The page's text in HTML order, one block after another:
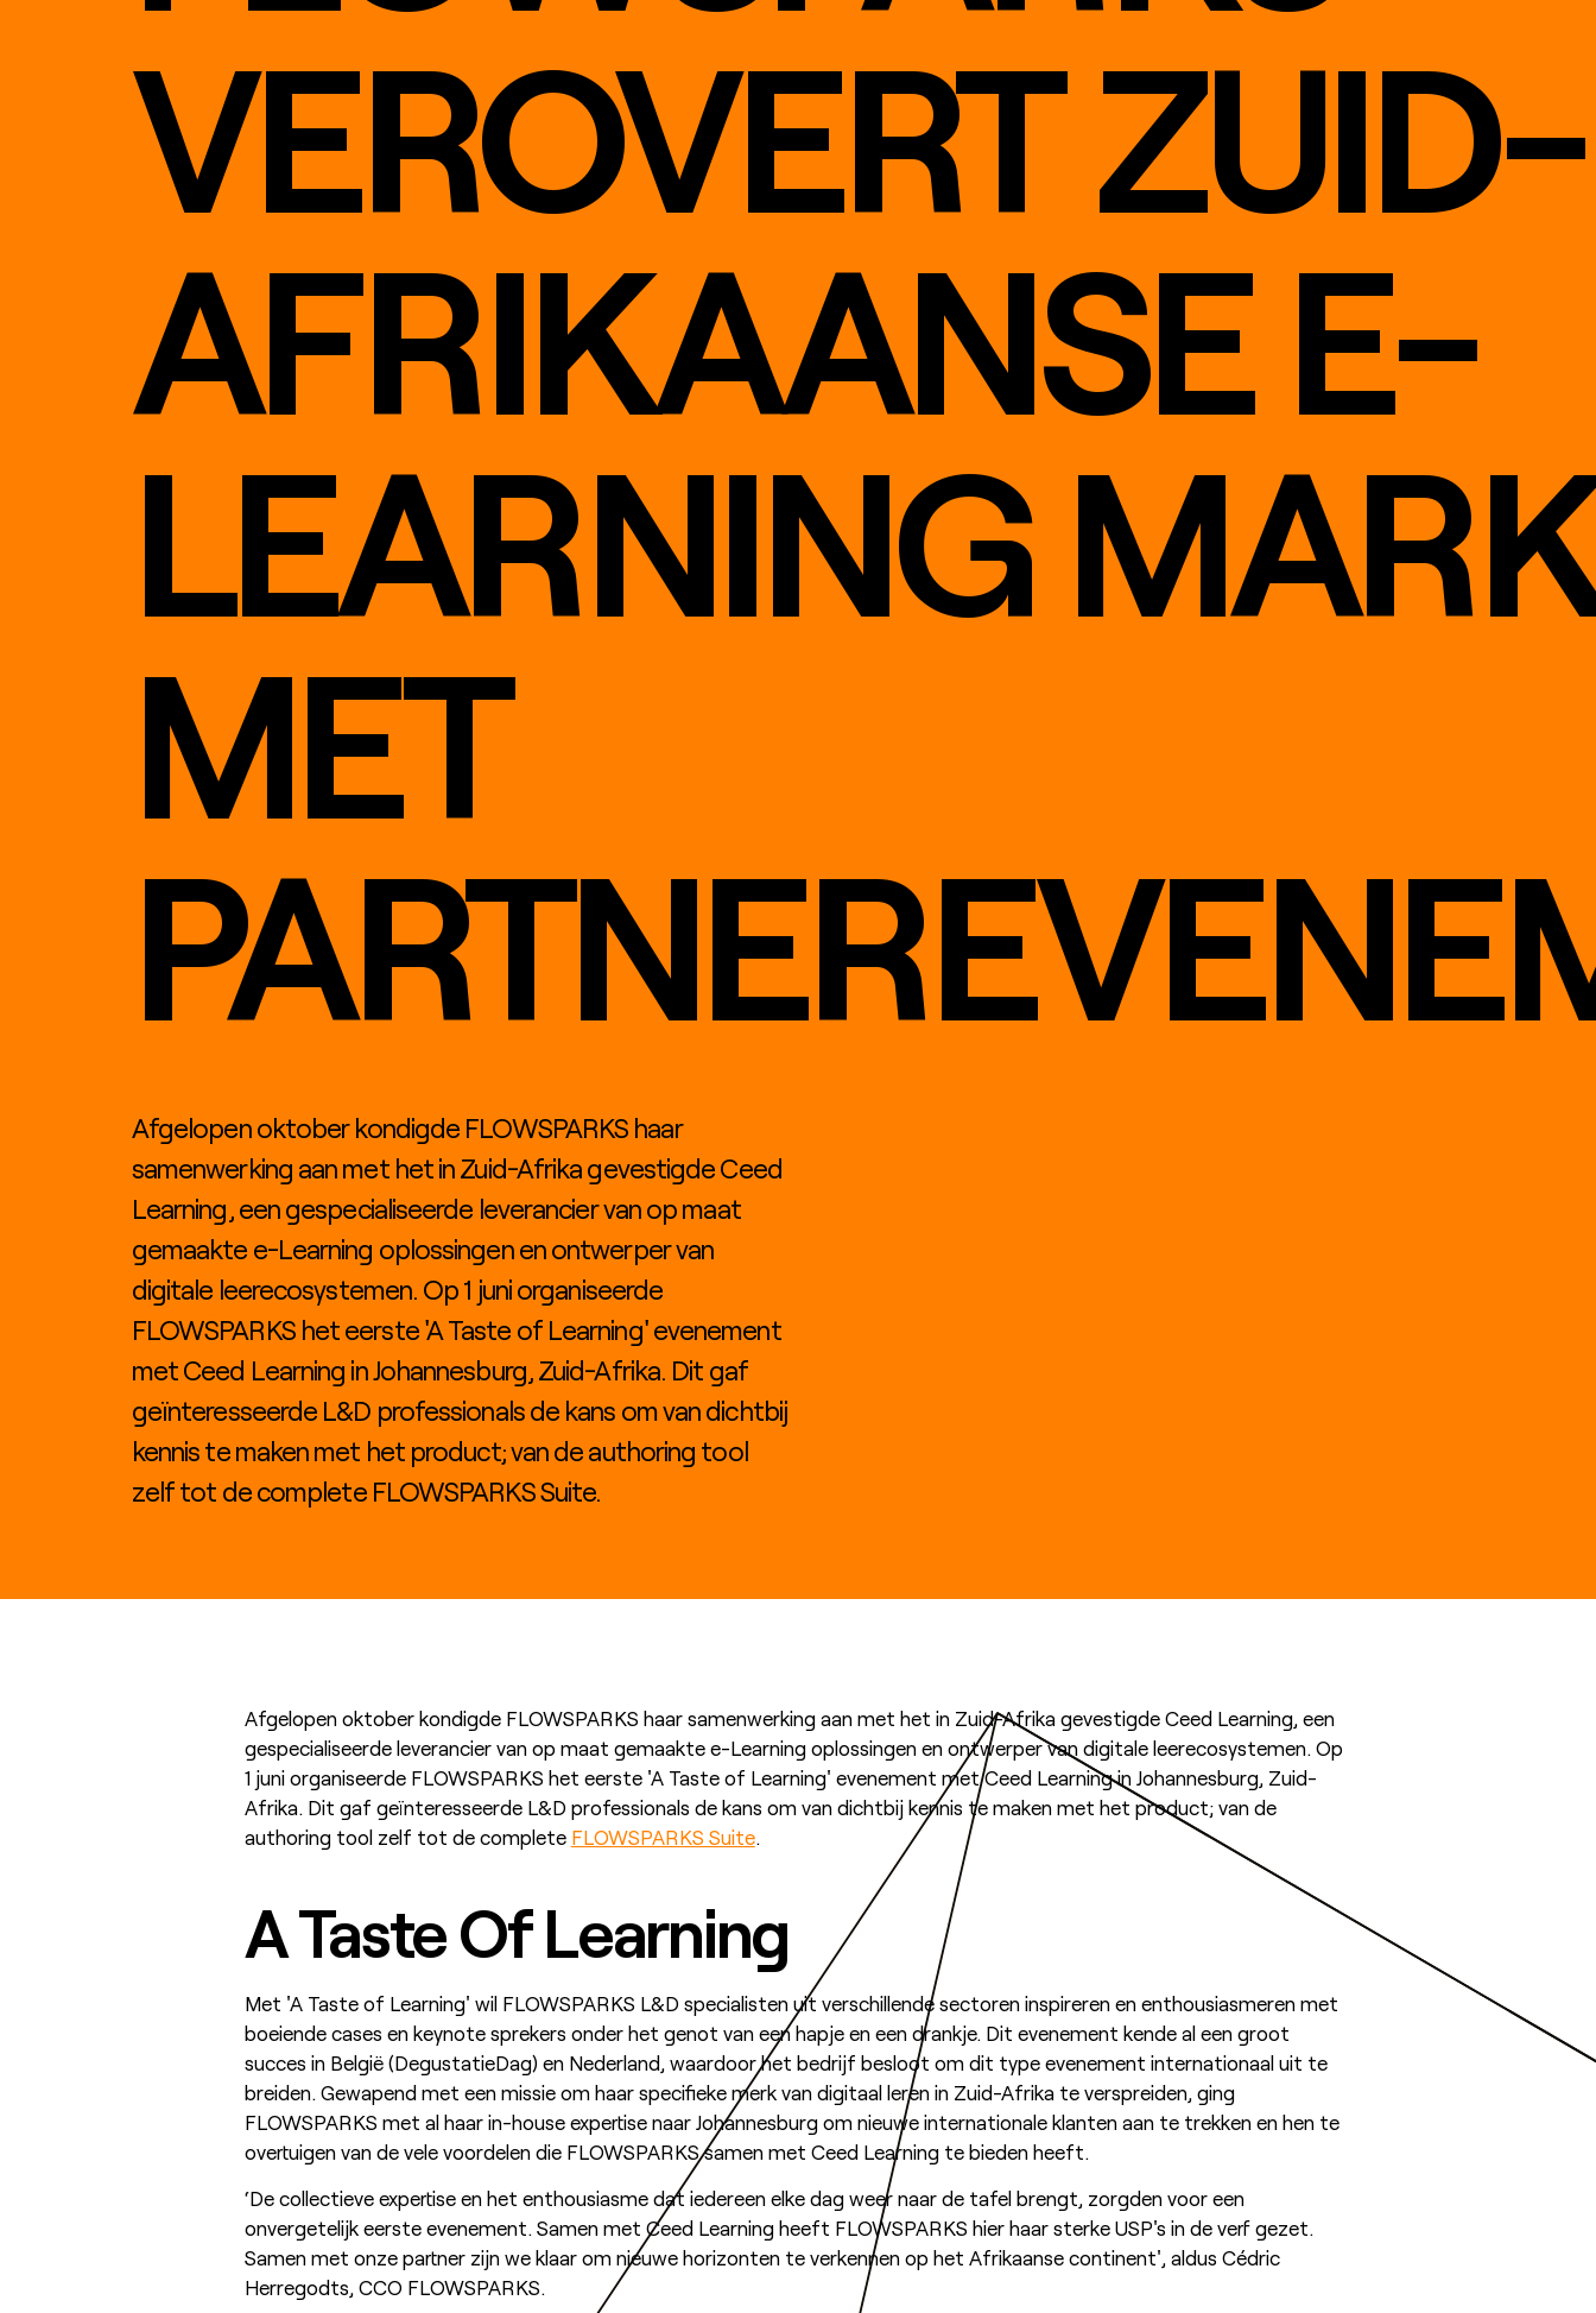
VEROVERT ZUID-
AFRIKAANSE E-
LEARNING
MET
Afgelopen oktober kondigde FLOWSPARKS haar
samenwerking aan met het in Zuid-Afrika gevestigde Ceed
Learning, een gespecialiseerde leverancier van op maat
gemaakte e-Learning oplossingen en ontwerper van
digitale leerecosystemen. Op 1 juni organiseerde
FLOWSPARKS het eerste 'A Taste of Learning' evenement
met Ceed Learning in Johannesburg, Zuid-Afrika. Dit gaf
geïnteresseerde L&D professionals de kans om van dichtbij
kennis te maken met het product; van de authoring tool
zelf tot de complete FLOWSPARKS Suite.
Afgelopen oktober kondigde FLOWSPARKS haar samenwerking aan met het in Zuid-Afrika gevestigde Ceed Learning, een
gespecialiseerde leverancier van op maat gemaakte e-Learning oplossingen en ontwerper van digitale leerecosystemen. Op
1 juni organiseerde FLOWSPARKS het eerste 'A Taste of Learning' evenement met Ceed Learning in Johannesburg, Zuid-
Afrika. Dit gaf geïnteresseerde L&D professionals de kans om van dichtbij kennis te maken met het product; van de
authoring tool zelf tot de complete FLOWSPARKS Suite.
A Taste Of Learning
Met 'A Taste of Learning' wil FLOWSPARKS L&D specialisten uit verschillende sectoren inspireren en enthousiasmeren met
boeiende cases en keynote sprekers onder het genot van een hapje en een drankje. Dit evenement kende al een groot
succes in België (DegustatieDag) en Nederland, waardoor het bedrijf besloot om dit type evenement internationaal uit te
breiden. Gewapend met een missie om haar specifieke merk van digitaal leren in Zuid-Afrika te verspreiden, ging
FLOWSPARKS met al haar in-house expertise naar Johannesburg om nieuwe internationale klanten aan te trekken en hen te
overtuigen van de vele voordelen die FLOWSPARKS samen met Ceed Learning te bieden heeft.
‘De collectieve expertise en het enthousiasme dat iedereen elke dag weer naar de tafel brengt, zorgden voor een
onvergetelijk eerste evenement. Samen met Ceed Learning heeft FLOWSPARKS hier haar sterke USP's in de verf gezet.
Samen met onze partner zijn we klaar om nieuwe horizonten te verkennen op het Afrikaanse continent', aldus Cédric
Herregodts, CCO FLOWSPARKS.